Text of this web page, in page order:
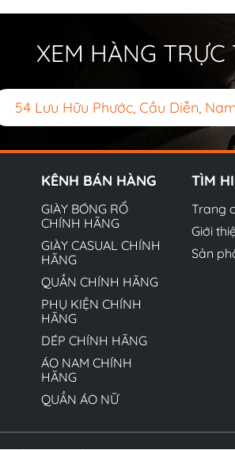
XEM HÀNG TRỰC
54 Lưu Hữu Phước, Cầu Diễn,
KÊNH BÁN HÀNG
GIÀY BÓNG RỔ
CHÍNH HÃNG
GIÀY CASUAL CHÍNH
HÃNG
QUẦN CHÍNH HÃNG
PHỤ KIỆN CHÍNH
HÃNG
DÉP CHÍNH HÃNG
ÁO NAM CHÍNH
HÃNG
QUẦN ÁO NỮ
TÌM
Trang
Giới
Sản